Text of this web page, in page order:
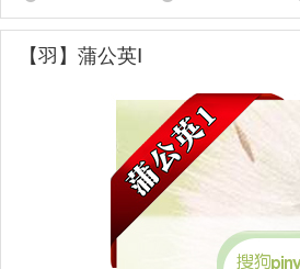
【羽】蒲公英Ⅰ